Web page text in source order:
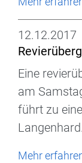
12.12.2017
Eine
am
führt zu
Langenhard.
Mehr